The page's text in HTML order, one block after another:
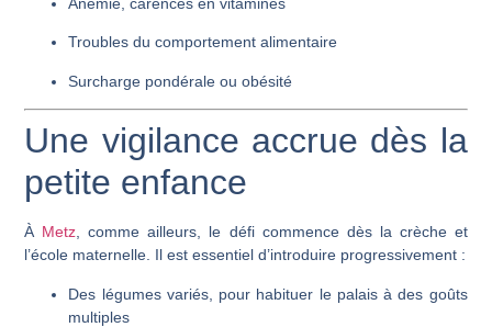
Troubles du comportement alimentaire
Surcharge pondérale ou obésité
Une vigilance accrue dès la
petite enfance
À Metz, comme ailleurs, le défi commence dès la crèche et
l’école maternelle. Il est essentiel d’introduire progressivement :
Des légumes variés, pour habituer le palais à des goûts
multiples